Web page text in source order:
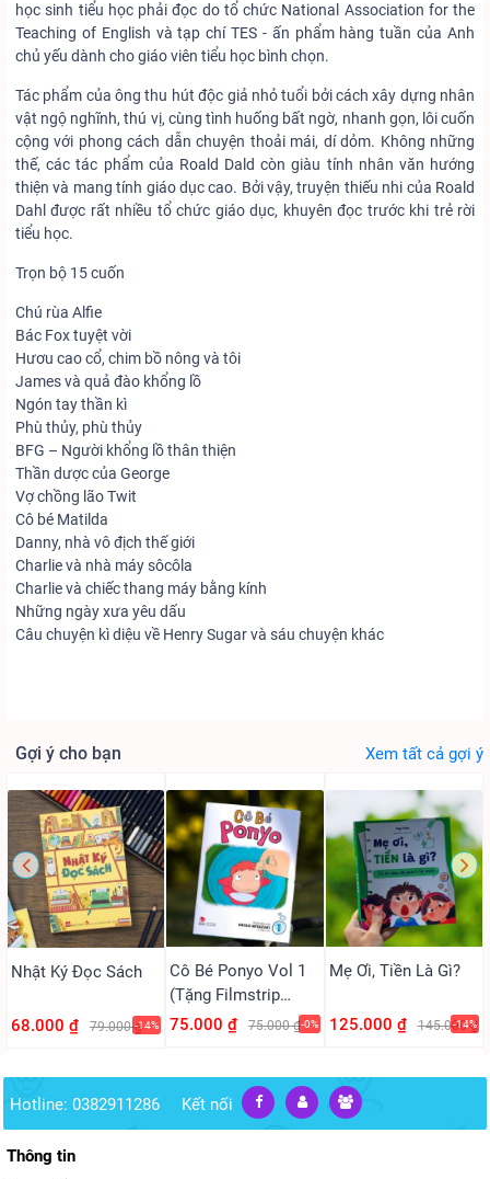
học sinh tiểu học phải đọc do tổ chức National Association for the
Teaching of English và tạp chí TES - ấn phẩm hàng tuần của Anh
chủ yếu dành cho giáo viên tiểu học bình chọn.
Tác phẩm của ông thu hút độc giả nhỏ tuổi bởi cách xây dựng nhân
vật ngộ nghĩnh, thú vị, cùng tình huống bất ngờ, nhanh gọn, lôi cuốn
cộng với phong cách dẫn chuyện thoải mái, dí dỏm. Không những
thế, các tác phẩm của Roald Dald còn giàu tính nhân văn hướng
thiện và mang tính giáo dục cao. Bởi vậy, truyện thiếu nhi của Roald
Dahl được rất nhiều tổ chức giáo dục, khuyên đọc trước khi trẻ rời
tiểu học.
Trọn bộ 15 cuốn
Chú rùa Alfie
Bác Fox tuyệt vời
Hươu cao cổ, chim bồ nông và tôi
James và quả đào khổng lồ
Ngón tay thần kì
Phù thủy, phù thủy
BFG – Người khổng lồ thân thiện
Thần dược của George
Vợ chồng lão Twit
Cô bé Matilda
Danny, nhà vô địch thế giới
Charlie và nhà máy sôcôla
Charlie và chiếc thang máy bằng kính
Những ngày xưa yêu dấu
Câu chuyện kì diệu về Henry Sugar và sáu chuyện khác
Gợi ý cho bạn Xem tất cả gợi ý
Nhật Ký Đọc Sách
68.000 ₫ 79.000 ₫-14%
Cô Bé Ponyo Vol 1
(Tặng Filmstrip
PVC)
75.000 ₫ 75.000 ₫-0%
Mẹ Ơi, Tiền Là Gì?
125.000 ₫ 145.000 ₫
-14%
Hotline: 0382911286 Kết nối
Thông tin